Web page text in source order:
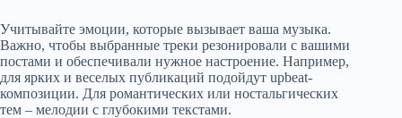
Учитывайте эмоции, которые вызывает ваша музыка.
Важно, чтобы выбранные треки резонировали с вашими
постами и обеспечивали нужное настроение. Например,
для ярких и веселых публикаций подойдут upbeat-
композиции. Для романтических или ностальгических
тем – мелодии с глубокими текстами.